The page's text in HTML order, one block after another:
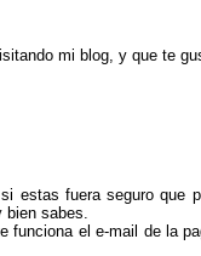
mi blog, y que te
estas fuera seguro que
bien sabes.
funciona el e-mail de la